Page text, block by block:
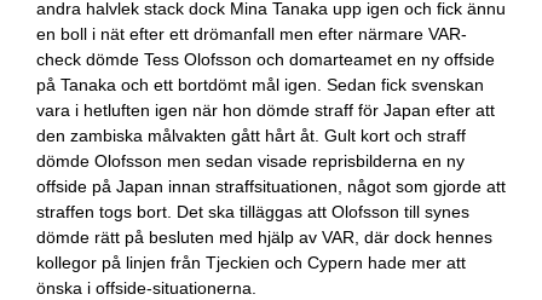
andra halvlek stack dock Mina Tanaka upp igen och fick ännu
en boll i nät efter ett drömanfall men efter närmare VAR-
check dömde Tess Olofsson och domarteamet en ny offside
på Tanaka och ett bortdömt mål igen. Sedan fick svenskan
vara i hetluften igen när hon dömde straff för Japan efter att
den zambiska målvakten gått hårt åt. Gult kort och straff
dömde Olofsson men sedan visade reprisbilderna en ny
offside på Japan innan straffsituationen, något som gjorde att
straffen togs bort. Det ska tilläggas att Olofsson till synes
dömde rätt på besluten med hjälp av VAR, där dock hennes
kollegor på linjen från Tjeckien och Cypern hade mer att
önska i offside-situationerna.